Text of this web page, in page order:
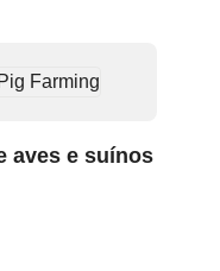
aves e suínos